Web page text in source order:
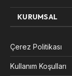
KURUMSAL
Çerez Politikası
Kullanım Koşulları